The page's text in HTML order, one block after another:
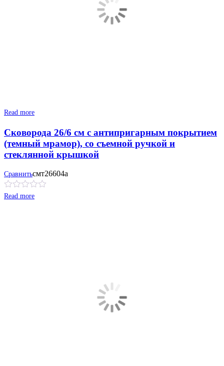
Read more
Сковорода 26/6 см с антипригарным покрытием
(темный мрамор), со съемной ручкой и
стеклянной крышкой
Сравнитьсмт26604а
Read more